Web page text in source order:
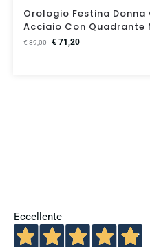
Orologio Festina Donna
Acciaio Con Quadrante
€89,00 €71,20
Eccellente